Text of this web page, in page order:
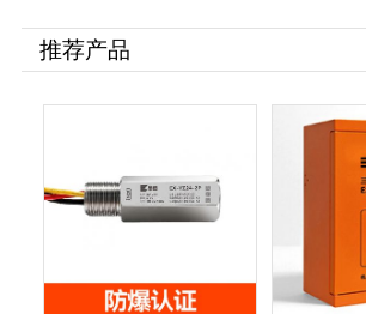
么定-点击了解详情
【杭州易造】
推荐产品